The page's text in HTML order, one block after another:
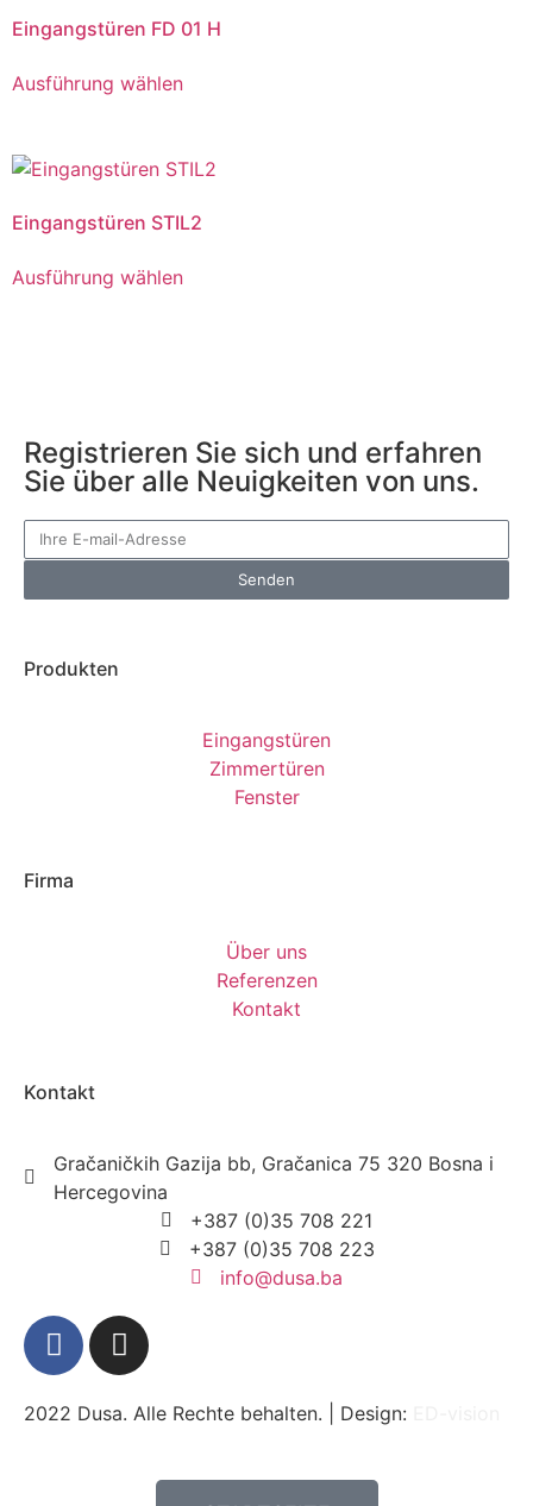
Eingangstüren FD 01 H
Ausführung wählen
Eingangstüren STIL2
Ausführung wählen
Registrieren Sie sich und erfahren
Sie über alle Neuigkeiten von uns.
Senden
Produkten
Eingangstüren
Zimmertüren
Fenster
Firma
Über uns
Referenzen
Kontakt
Kontakt
Gračaničkih Gazija bb, Gračanica 75 320 Bosna i
Hercegovina
+387 (0)35 708 221
+387 (0)35 708 223
info@dusa.ba
2022 Dusa. Alle Rechte behalten. | Design: